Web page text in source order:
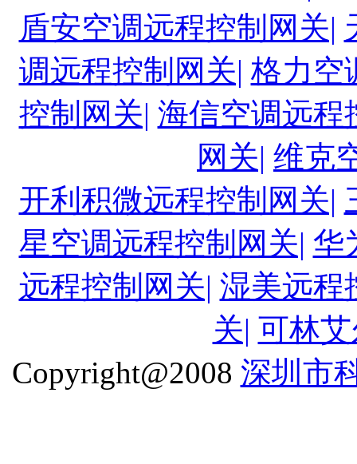
盾安空调远程控制网关|
调远程控制网关| 格力空
控制网关| 海信空调远程
网关| 维克
开利积微远程控制网关|
星空调远程控制网关| 华
远程控制网关| 湿美远程
关| 可林
Copyright@2008 深圳市